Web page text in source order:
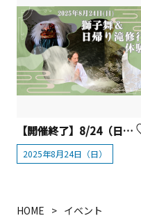
【開催終了】8/24（日）獅子舞＆日帰り滝修行体験を開催！【厚木市】
2025年8月24日（日）
HOME イベント